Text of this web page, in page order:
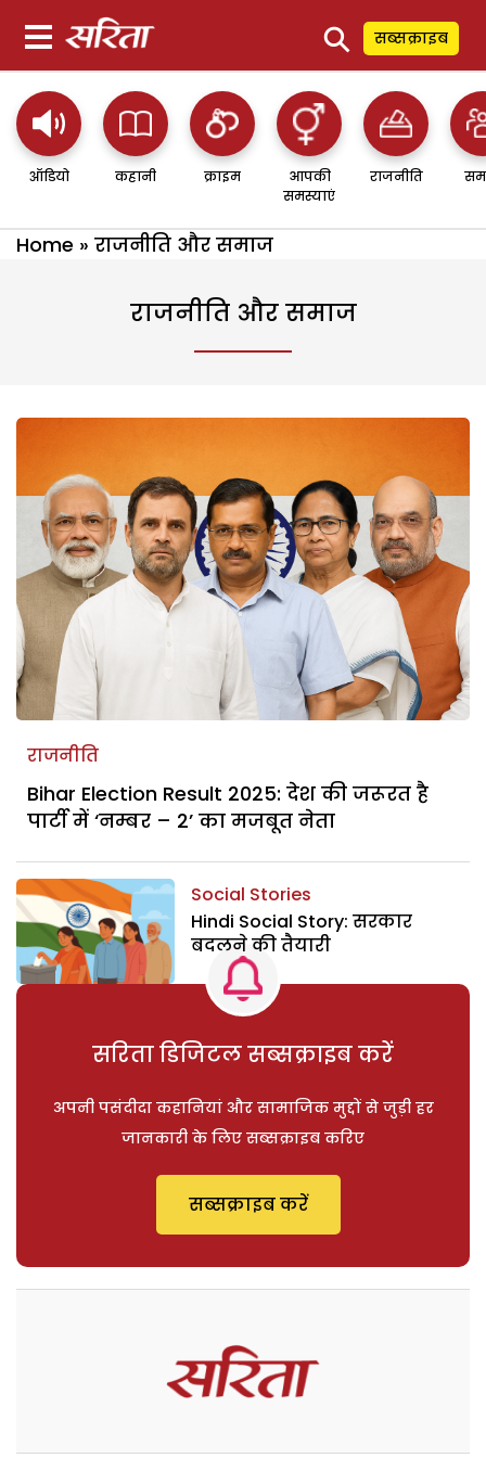
⚲ सब्सक्राइब
ऑडियो कहानी क्राइम
आपकी
समस्याएं
राजनीति
Home » राजनीति और समाज
राजनीति और समाज
राजनीति
Bihar Election Result 2025: देश की जरूरत है
पार्टी में ‘नम्बर – 2’ का मजबूत नेता
Social Stories
Hindi Social Story: सरकार
बदलने की तैयारी
सरिता डिजिटल सब्सक्राइब करें
अपनी पसंदीदा कहानियां और सामाजिक मुद्दों से जुड़ी हर
जानकारी के लिए सब्सक्राइब करिए
सब्सक्राइब करें